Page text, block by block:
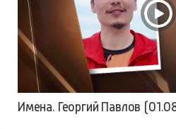
Имена. Георгий Павлов